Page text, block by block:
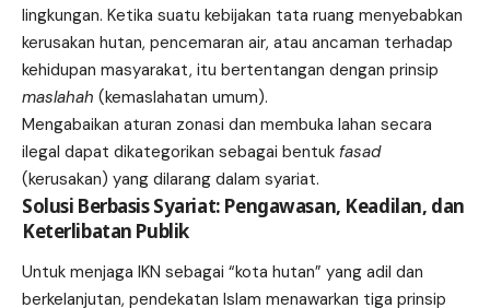
lingkungan. Ketika suatu kebijakan tata ruang menyebabkan
kerusakan hutan, pencemaran air, atau ancaman terhadap
kehidupan masyarakat, itu bertentangan dengan prinsip
maslahah (kemaslahatan umum).
Mengabaikan aturan zonasi dan membuka lahan secara
ilegal dapat dikategorikan sebagai bentuk fasad
(kerusakan) yang dilarang dalam syariat.
Solusi Berbasis Syariat: Pengawasan, Keadilan, dan
Keterlibatan Publik
Untuk menjaga IKN sebagai “kota hutan” yang adil dan
berkelanjutan, pendekatan Islam menawarkan tiga prinsip